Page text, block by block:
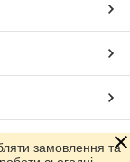
замовлення та